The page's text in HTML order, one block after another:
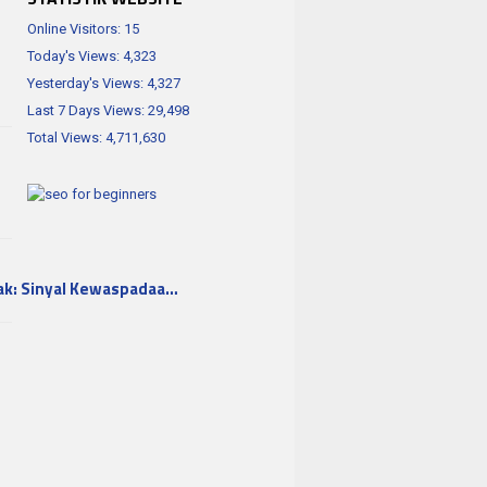
Sinyal Kewaspadaa…
Online Visitors: 15
Today's Views: 4,323
Yesterday's Views: 4,327
Last 7 Days Views: 29,498
Total Views: 4,711,630